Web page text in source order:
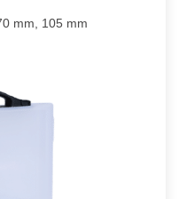
mm, 105 mm